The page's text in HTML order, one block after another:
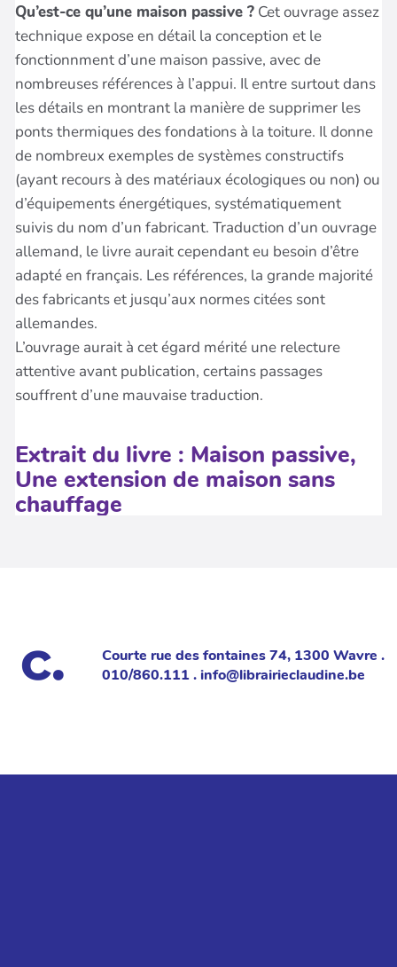
Courte rue des fontaines 74, 1300 Wavre .
010/860.111 . info@librairieclaudine.be